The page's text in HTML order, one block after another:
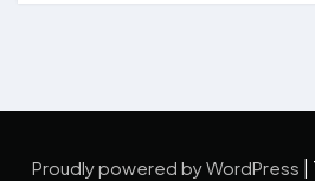
Proudly powered by WordPress